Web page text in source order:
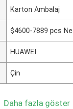
Karton Ambalaj
$4600-7889 pcs
HUAWEI
Çin
Daha fazla göster